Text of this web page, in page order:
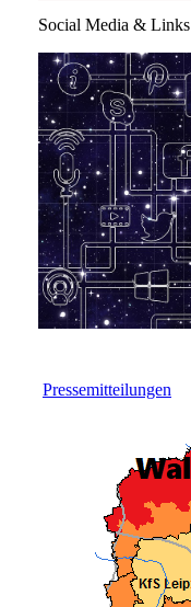
Social Media & Links
Pressemitteilungen